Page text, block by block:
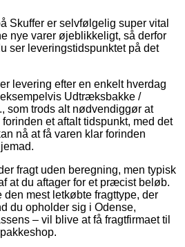
Skuffer er selvfølgelig super vital
nye varer øjeblikkeligt, så derfor
ser leveringstidspunktet på det
levering efter en enkelt hverdag
Udtræksbakke /
som trods alt nødvendiggør at
et aftalt tidspunkt, med det
nå at få varen klar forinden
fragt uden beregning, men typisk
at du aftager for et præcist beløb.
den mest letkøbte fragttype, der
du opholder sig i Odense,
– vil blive at få fragtfirmaet til